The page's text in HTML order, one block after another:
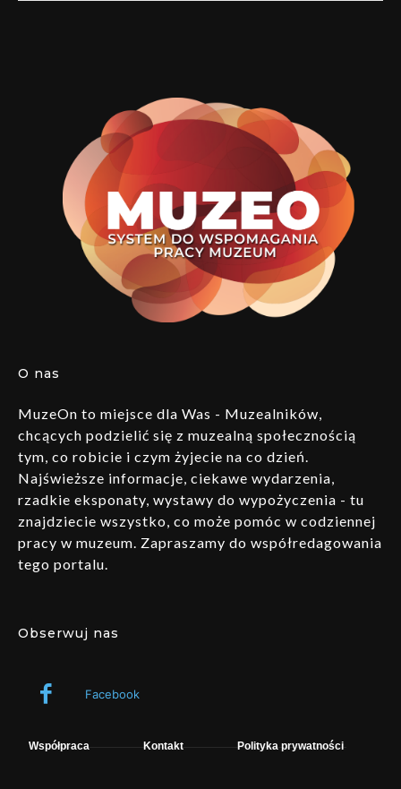
O nas
MuzeOn to miejsce dla Was - Muzealników,
chcących podzielić się z muzealną społecznością
tym, co robicie i czym żyjecie na co dzień.
Najświeższe informacje, ciekawe wydarzenia,
rzadkie eksponaty, wystawy do wypożyczenia - tu
znajdziecie wszystko, co może pomóc w codziennej
pracy w muzeum. Zapraszamy do współredagowania
tego portalu.
Obserwuj nas
Facebook
Współpraca Kontakt Polityka prywatności